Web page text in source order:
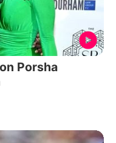
Porsha